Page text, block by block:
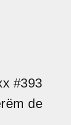
#393
de